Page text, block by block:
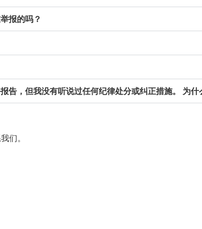
报的吗？
，但我没有听说过任何纪律处分或纠正措施。 为
们。